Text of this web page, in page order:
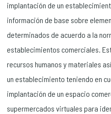
implantación de un
información de base sobre
determinados de acuerdo a la
establecimientos comerciales.
recursos humanos y materiales
un establecimiento teniendo en
implantación de un espacio
supermercados virtuales para